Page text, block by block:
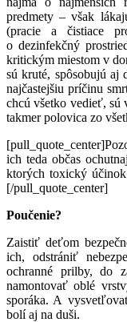
predmety – však
(pracie a čistiace
o dezinfekčný
kritickým miestom v
sú kruté, spôsobujú aj
najčastejšiu príčinu
chcú všetko vedieť, sú
takmer polovica zo
ich teda občas
ktorých toxický
[/pull_quote_center]
Poučenie?
Zaistiť deťom
ich, odstrániť
ochranné prilby, do
namontovať oblé
sporáka. A
bolí aj na duši.